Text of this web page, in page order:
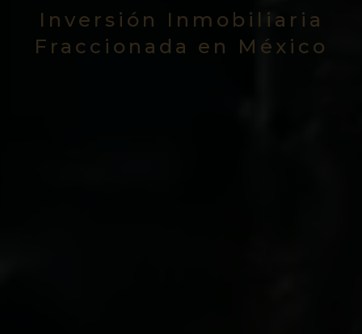
Inversión Inmobiliaria
Fraccionada en México